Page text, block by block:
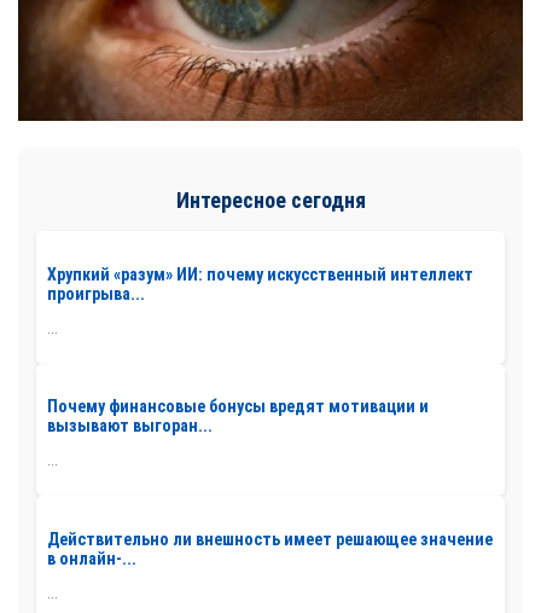
Интересное сегодня
Хрупкий «разум» ИИ: почему искусственный интеллект
проигрыва...
Почему финансовые бонусы вредят мотивации и
вызывают выгоран...
...
Действительно ли внешность имеет решающее значение
в онлайн-...